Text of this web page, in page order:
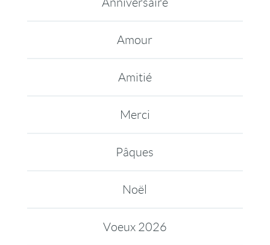
Amour
Amitié
Merci
Pâques
Noël
Voeux 2026